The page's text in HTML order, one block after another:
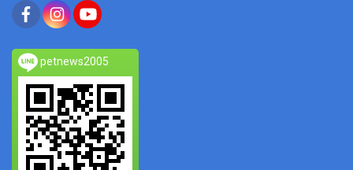
petnews2005